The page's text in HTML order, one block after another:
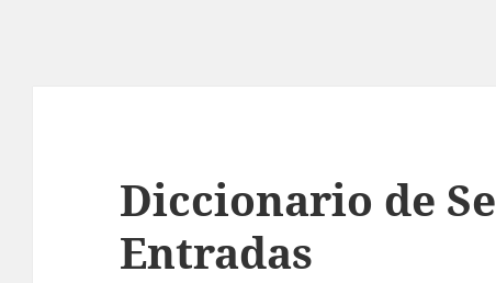
Diccionario de
Entradas